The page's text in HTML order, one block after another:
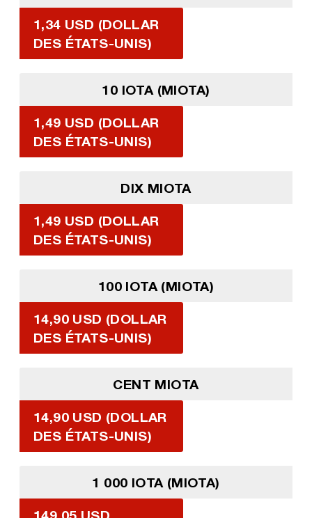
1,34 USD (DOLLAR
DES ÉTATS-UNIS)
10 IOTA (MIOTA)
1,49 USD (DOLLAR
DES ÉTATS-UNIS)
DIX MIOTA
1,49 USD (DOLLAR
DES ÉTATS-UNIS)
100 IOTA (MIOTA)
14,90 USD (DOLLAR
DES ÉTATS-UNIS)
CENT MIOTA
14,90 USD (DOLLAR
DES ÉTATS-UNIS)
1 000 IOTA (MIOTA)
149,05 USD